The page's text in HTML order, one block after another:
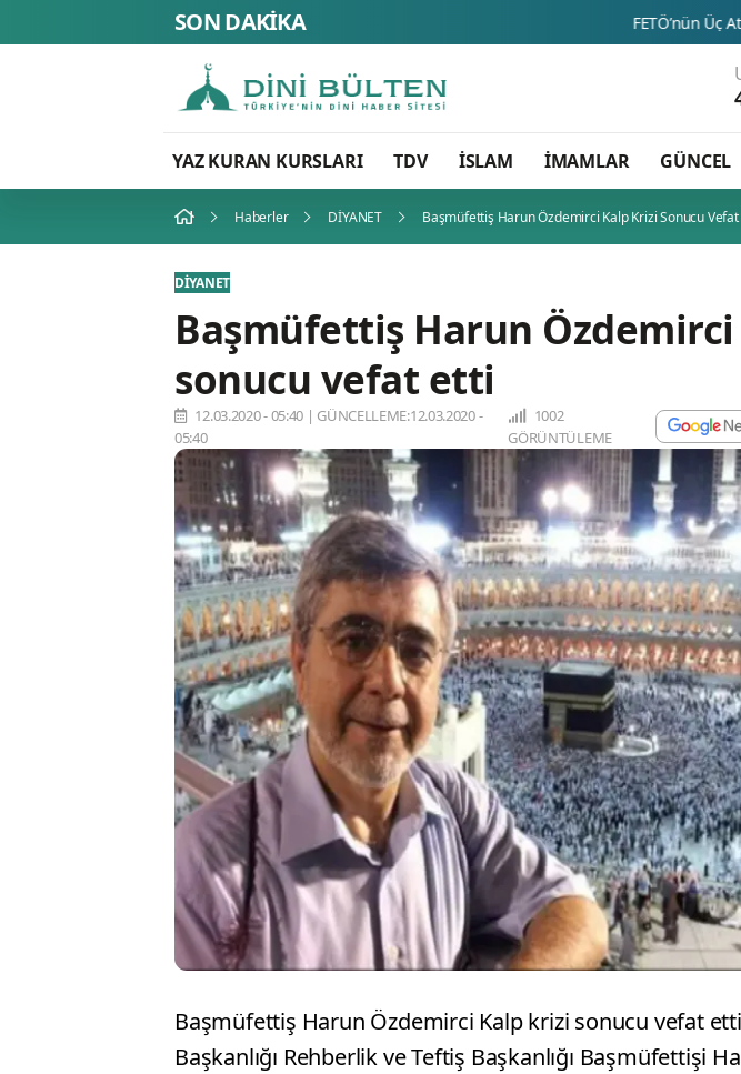
SON DAKİKA FETÖ’nün Üç Atlısı! Yeni
YAZ KURAN KURSLARI TDV İSLAM İMAMLAR GÜNCEL
Haberler DİYANET Başmüfettiş Harun Özdemirci Kalp Krizi Sonucu Vefat
DİYANET
Başmüfettiş Harun
sonucu vefat etti
12.03.2020 - 05:40 | GÜNCELLEME:12.03.2020 -
05:40
1002
GÖRÜNTÜLEME
Başmüfettiş Harun Özdemirci Kalp krizi sonucu vefat
Başkanlığı Rehberlik ve Teftiş Başkanlığı Başmüfettişi